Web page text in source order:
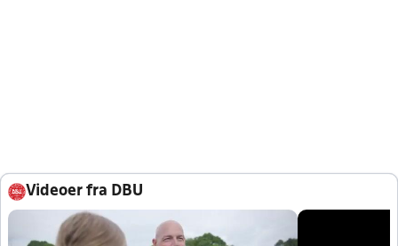
Videoer fra DBU